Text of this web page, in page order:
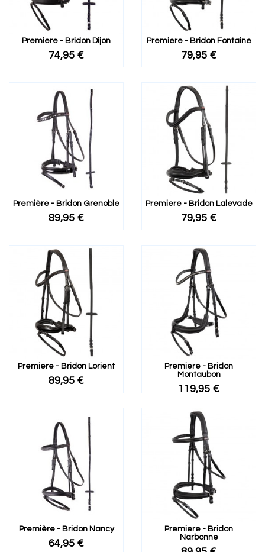
Premiere - Bridon Dijon
74,95 €
Premiere - Bridon Fontaine
79,95 €
Première - Bridon Grenoble
89,95 €
Premiere - Bridon Lalevade
79,95 €
Premiere - Bridon Lorient
89,95 €
Premiere - Bridon
Montaubon
119,95 €
Première - Bridon Nancy
64,95 €
Premiere - Bridon
Narbonne